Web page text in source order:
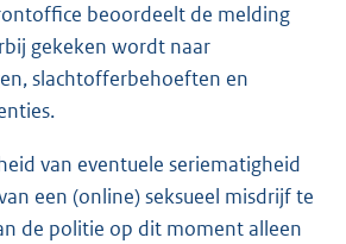
beoordeelt de melding
gekeken wordt naar
slachtofferbehoeften en
van eventuele seriematigheid
een (online) seksueel misdrijf te
de politie op dit moment alleen